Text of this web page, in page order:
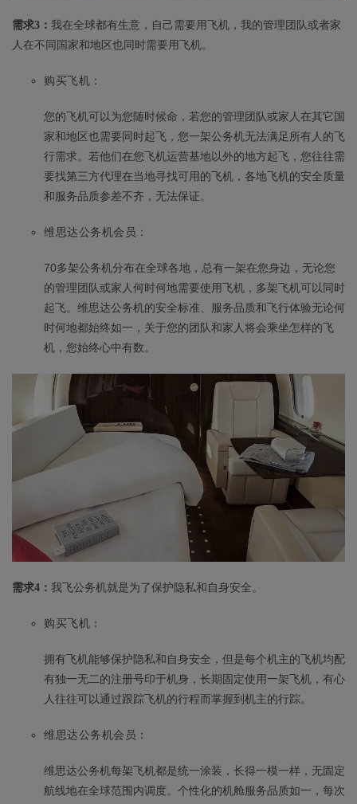
需求3： 我在全球都有生意，自己需要用飞机，我的管理团队或者家
人在不同国家和地区也同时需要用飞机。
购买飞机：
您的飞机可以为您随时候命，若您的管理团队或家人在其它国
家和地区也需要同时起飞，您一架公务机无法满足所有人的飞
行需求。若他们在您飞机运营基地以外的地方起飞，您往往需
要找第三方代理在当地寻找可用的飞机，各地飞机的安全质量
和服务品质参差不齐，无法保证。
维思达公务机会员：
70多架公务机分布在全球各地，总有一架在您身边，无论您
的管理团队或家人何时何地需要使用飞机，多架飞机可以同时
起飞。维思达公务机的安全标准、服务品质和飞行体验无论何
时何地都始终如一，关于您的团队和家人将会乘坐怎样的飞
机，您始终心中有数。
需求4： 我飞公务机就是为了保护隐私和自身安全。
购买飞机：
拥有飞机能够保护隐私和自身安全，但是每个机主的飞机均配
有独一无二的注册号印于机身，长期固定使用一架飞机，有心
人往往可以通过跟踪飞机的行程而掌握到机主的行踪。
维思达公务机会员：
维思达公务机每架飞机都是统一涂装，长得一模一样，无固定
航线地在全球范围内调度。个性化的机舱服务品质如一，每次